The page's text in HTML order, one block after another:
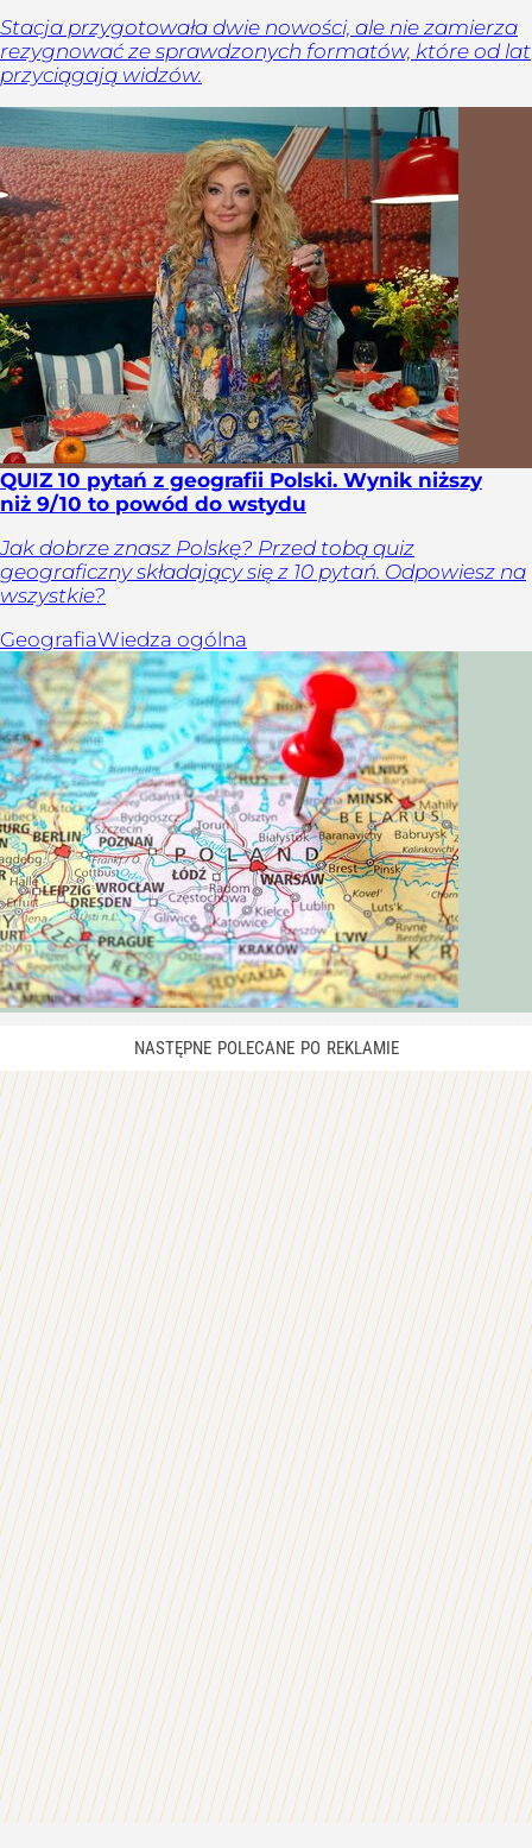
Stacja przygotowała dwie nowości, ale nie zamierza
rezygnować ze sprawdzonych formatów, które od lat
przyciągają widzów.
QUIZ 10 pytań z geografii Polski. Wynik niższy
niż 9/10 to powód do wstydu
Jak dobrze znasz Polskę? Przed tobą quiz
geograficzny składający się z 10 pytań. Odpowiesz na
wszystkie?
GeografiaWiedza ogólna